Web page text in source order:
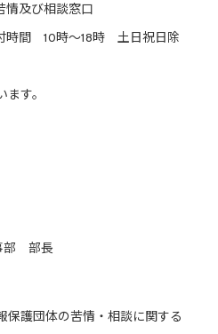
情及び相談窓口
時間 10時～18時 土日祝日除
す。
部 部長
保護団体の苦情・相談に関する